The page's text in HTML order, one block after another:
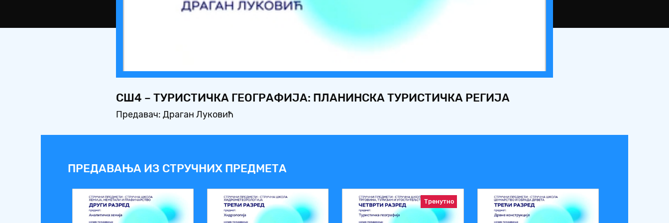
СШ4 – ТУРИСТИЧКА ГЕОГРАФИЈА: ПЛАНИНСКА ТУРИСТИЧКА РЕГИЈА
Предавач: Драган Луковић
ПРЕДАВАЊА ИЗ СТРУЧНИХ ПРЕДМЕТА
Тренутно